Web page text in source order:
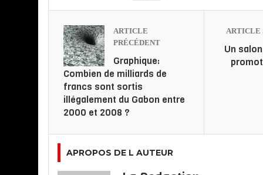
ARTICLE
PRÉCÉDENT
Graphique:
Combien de milliards de
francs sont sortis
illégalement du Gabon entre
2000 et 2008 ?
ARTICLE
Un
APROPOS DE L AUTEUR